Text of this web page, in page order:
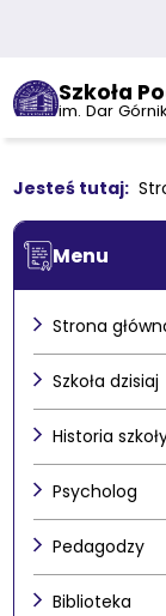
Szkoła
im. Dar
Menu
Strona
Szkoła dzisiaj
Historia
Psycholog
Pedagodzy
Biblioteka